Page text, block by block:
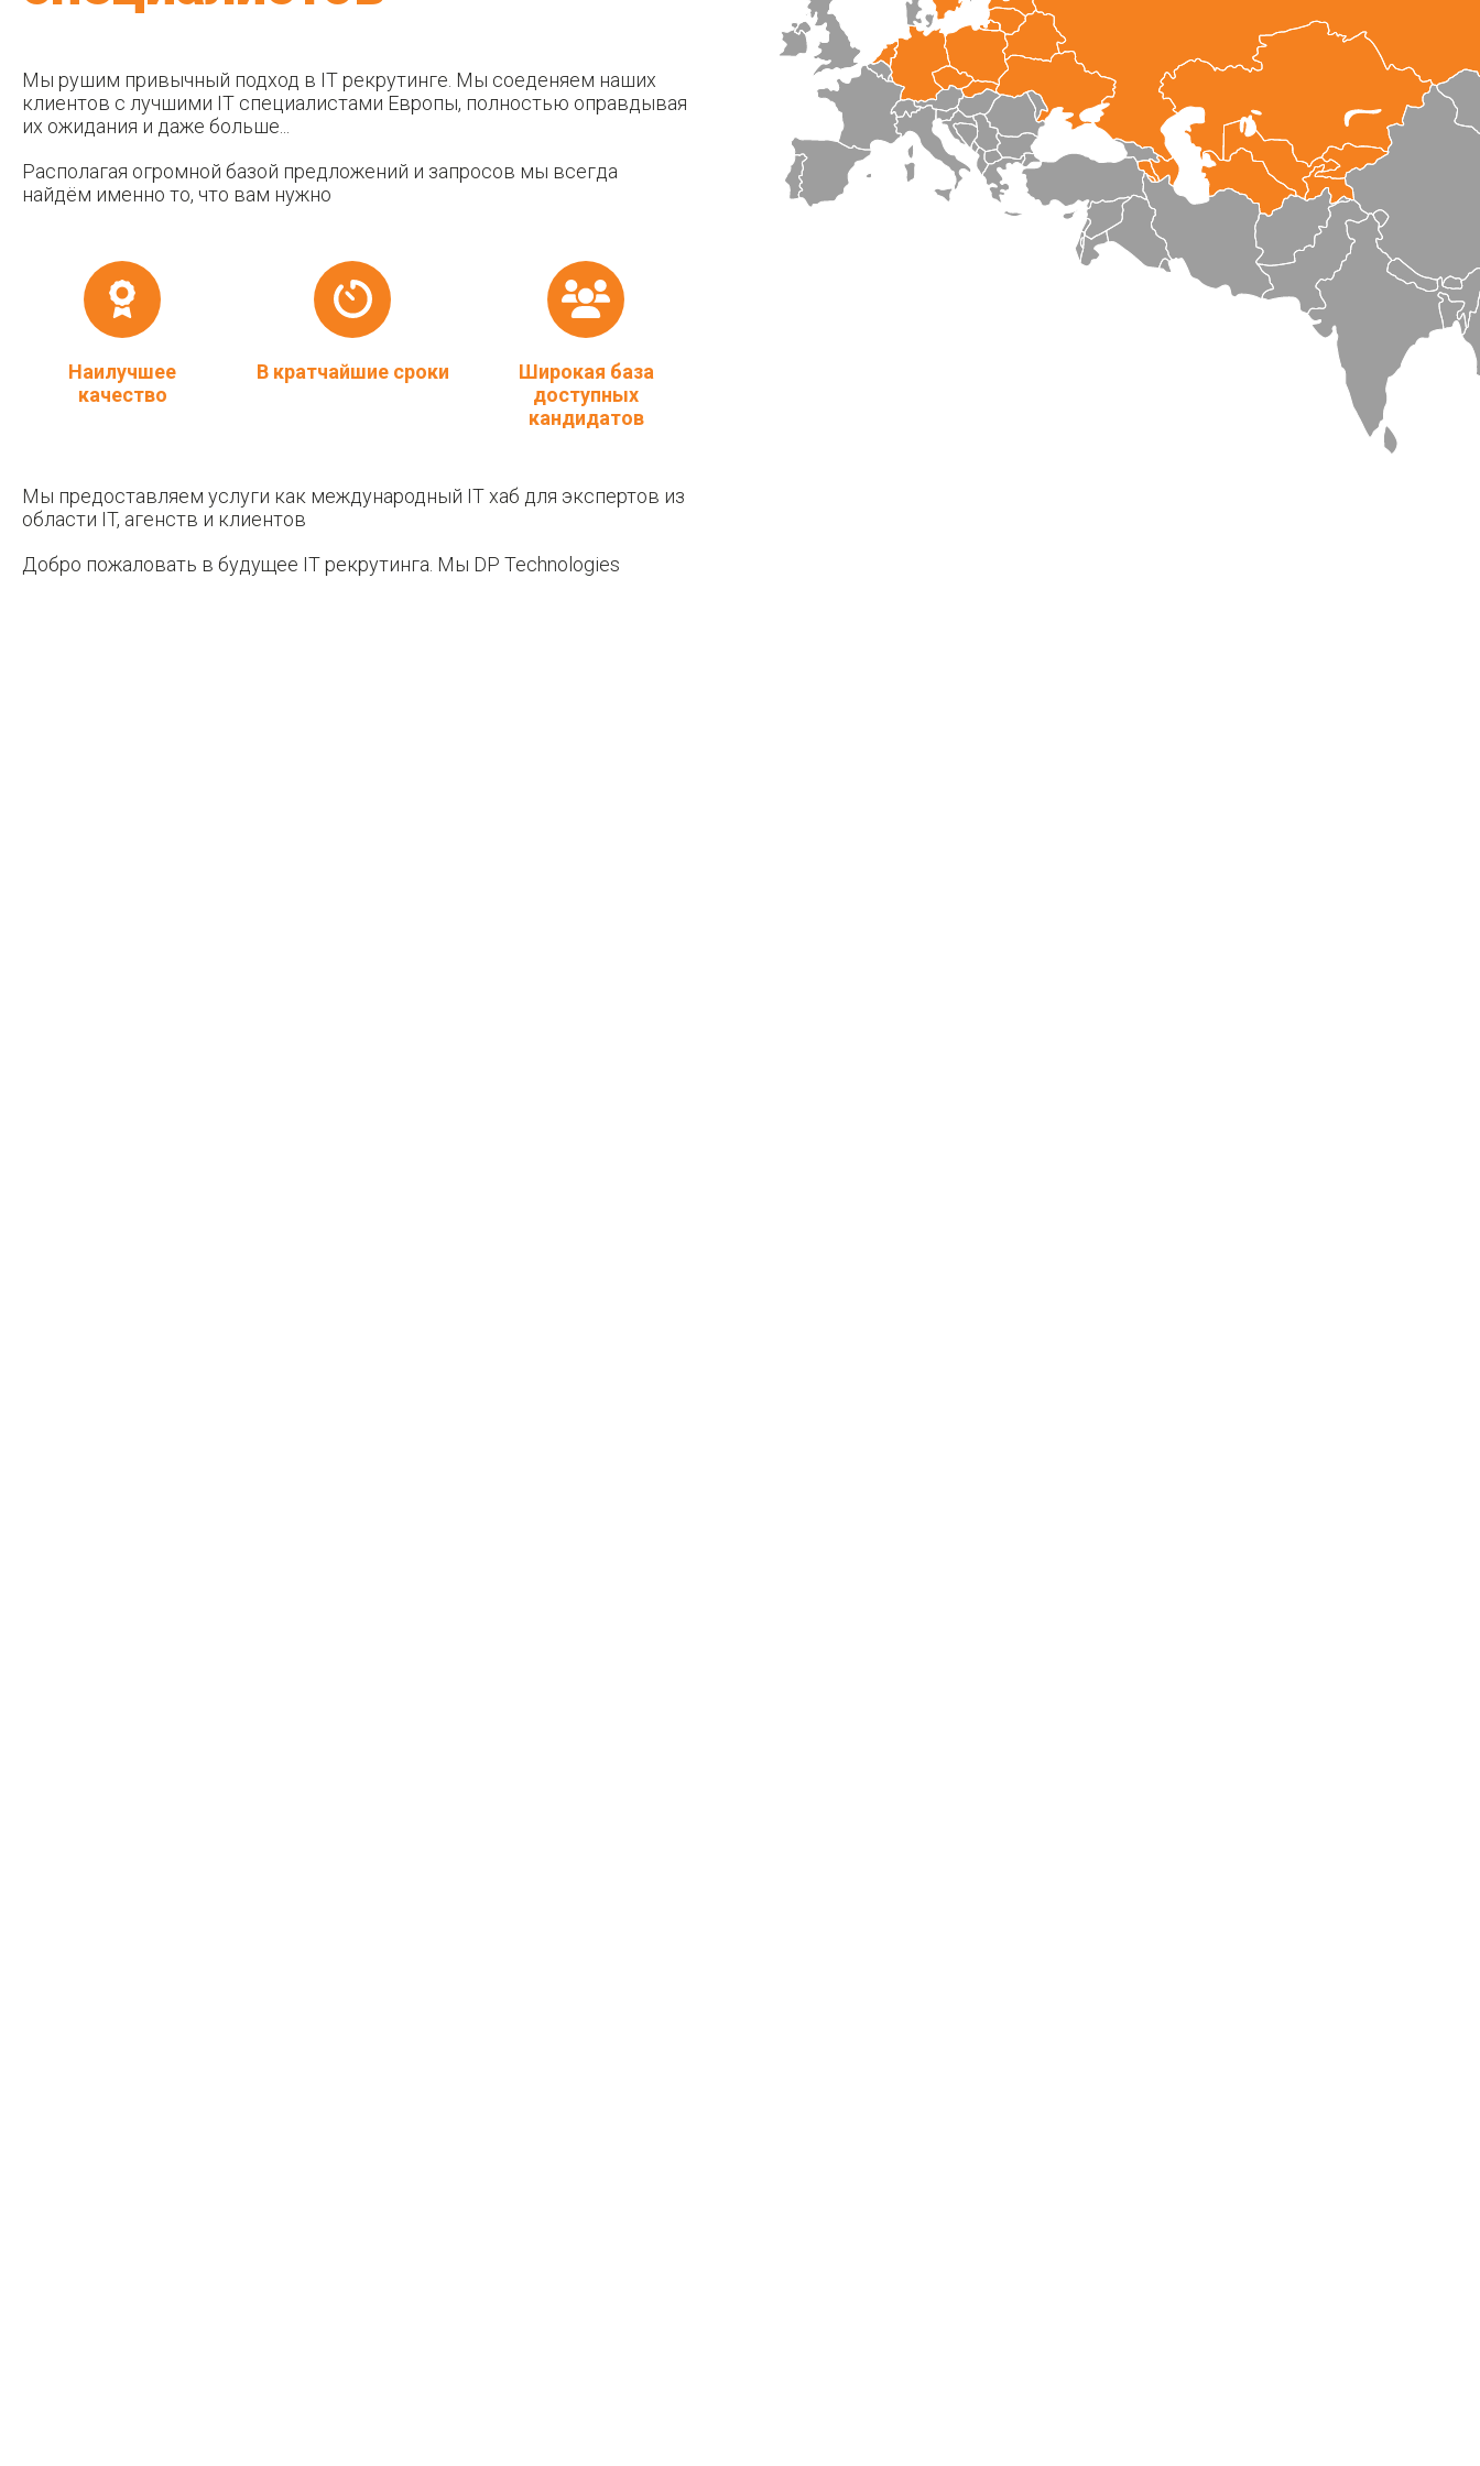
Мы рушим привычный подход в IT рекрутинге. Мы соеденяем наших
клиентов с лучшими IT специалистами Европы, полностью оправдывая
их ожидания и даже больше...
Располагая огромной базой предложений и запросов мы всегда
найдём именно то, что вам нужно
Наилучшее
качество
В кратчайшие сроки
Широкая база
доступных
кандидатов
Мы предоставляем услуги как международный IT хаб для экспертов из
области IT, агенств и клиентов
Добро пожаловать в будущее IT рекрутинга. Мы DP Technologies